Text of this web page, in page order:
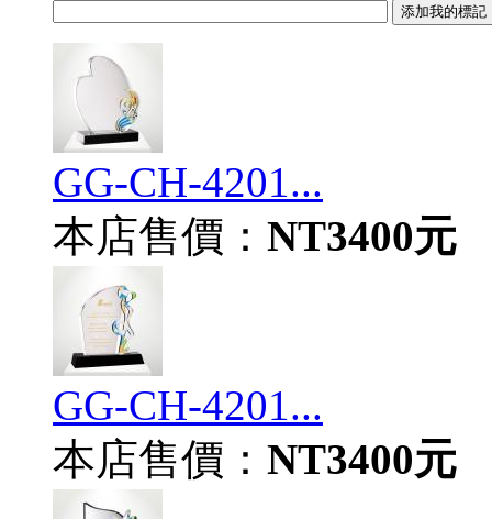
GG-CH-4201...
本店售價： NT3400元
GG-CH-4201...
本店售價： NT3400元